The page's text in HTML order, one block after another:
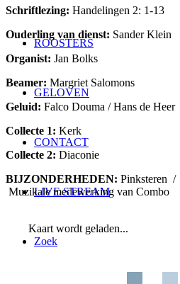
ROOSTERS
GELOVEN
CONTACT
LIVE STREAM
Zoek
Schriftlezing: Handelingen 2: 1-13
Ouderling van dienst: Sander Klein
Organist: Jan Bolks
Beamer: Margriet Salomons
Geluid: Falco Douma / Hans de Heer
Collecte 1: Kerk
Collecte 2: Diaconie
BIJZONDERHEDEN: Pinksteren /
Muzikale medewerking van Combo
Kaart wordt geladen...